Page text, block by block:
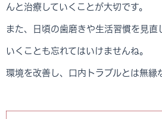
んと治療していくことが大切です。
また、日頃の歯磨きや生活習慣を見直
いくことも忘れてはいけませんね。
環境を改善し、口内トラブルとは無縁